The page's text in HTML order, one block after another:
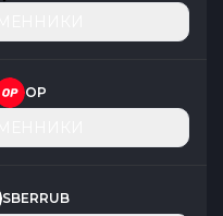
OP
SBERRUB